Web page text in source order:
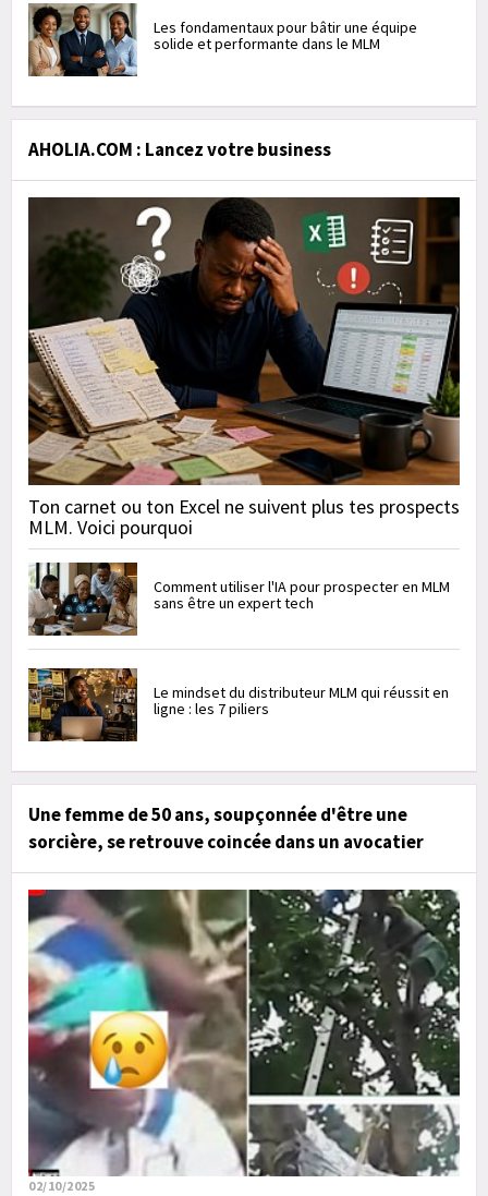
Les fondamentaux pour bâtir une équipe
solide et performante dans le MLM
AHOLIA.COM : Lancez votre business
Ton carnet ou ton Excel ne suivent plus tes prospects
MLM. Voici pourquoi
Comment utiliser l'IA pour prospecter en MLM
sans être un expert tech
Le mindset du distributeur MLM qui réussit en
ligne : les 7 piliers
Une femme de 50 ans, soupçonnée d'être une
sorcière, se retrouve coincée dans un avocatier
02/10/2025